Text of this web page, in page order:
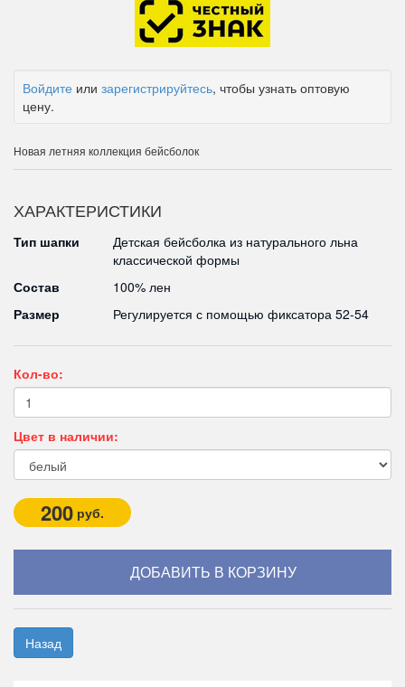
Войдите или зарегистрируйтесь, чтобы узнать оптовую
цену.
Новая летняя коллекция бейсболок
ХАРАКТЕРИСТИКИ
Тип шапки
Детская бейсболка из натурального льна
классической формы
Состав
100% лен
Размер
Регулируется с помощью фиксатора 52-54
Кол-во:
Цвет в наличии:
200 руб.
Назад